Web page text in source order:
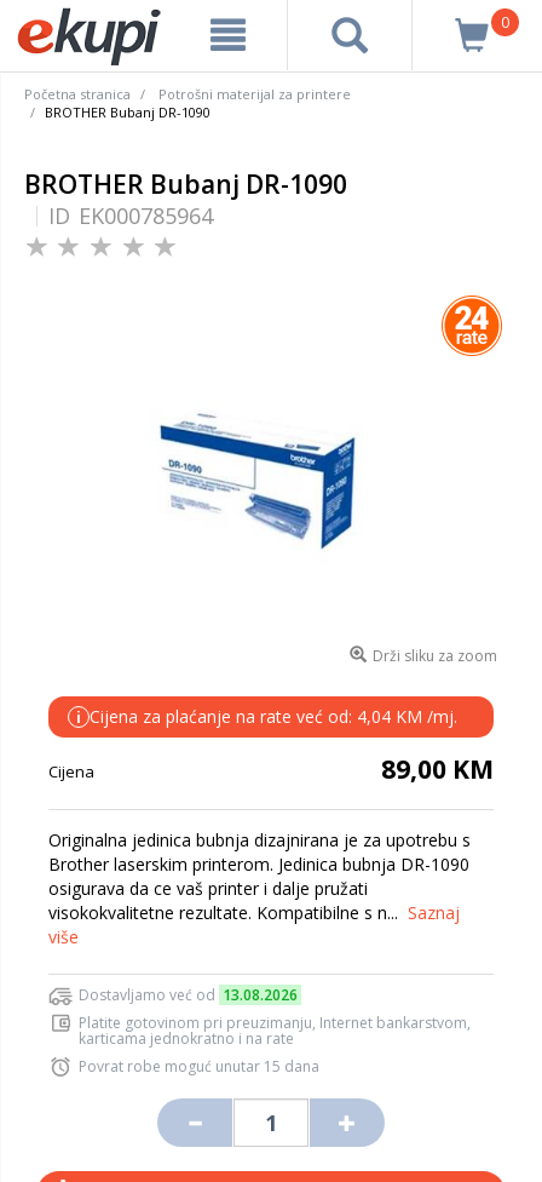
0
Početna stranica
Potrošni materijal za printere
BROTHER Bubanj DR-1090
BROTHER Bubanj DR-1090
ID EK000785964
Drži sliku za zoom
i Cijena za plaćanje na rate već od: 4,04 KM /mj.
Cijena 89,00 KM
Originalna jedinica bubnja dizajnirana je za upotrebu s
Brother laserskim printerom. Jedinica bubnja DR-1090
osigurava da ce vaš printer i dalje pružati
visokokvalitetne rezultate. Kompatibilne s n... Saznaj
više
Dostavljamo već od 13.08.2026
Platite gotovinom pri preuzimanju, Internet bankarstvom,
karticama jednokratno i na rate
Povrat robe moguć unutar 15 dana